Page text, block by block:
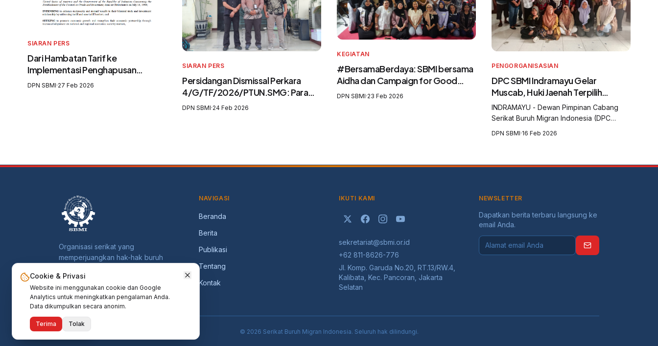
SIARAN PERS
Dari Hambatan Tarif ke
Implementasi Penghapusan
Eksploitasi: Mendesak Reformasi
DPN SBMI·27 Feb 2026
SIARAN PERS
Persidangan Dismissal Perkara
4/G/TF/2026/PTUN.SMG: Para
Tergugat Mengingkari SIP3MI dan
DPN SBMI·24 Feb 2026
KEGIATAN
#BersamaBerdaya: SBMI bersama
Aidha dan Campaign for Good
Perkuat Purna Pekerja Migran
DPN SBMI·23 Feb 2026
PENGORGANISASIAN
DPC SBMI Indramayu Gelar
Muscab, Huki Jaenah Terpilih
sebagai Ketua
INDRAMAYU - Dewan Pimpinan Cabang
Serikat Buruh Migran Indonesia (DPC
DPN SBMI·16 Feb 2026
Organisasi serikat yang
memperjuangkan hak-hak buruh
NAVIGASI
Beranda
Berita
Publikasi
Tentang
Kontak
IKUTI KAMI
sekretariat@sbmi.or.id
+62 811-8626-776
Jl. Komp. Garuda No.20, RT.13/RW.4,
Kalibata, Kec. Pancoran, Jakarta
Selatan
NEWSLETTER
Dapatkan berita terbaru langsung ke
email Anda.
© 2026 Serikat Buruh Migran Indonesia. Seluruh hak dilindungi.
Butuh Bantuan?
Cookie & Privasi
Website ini menggunakan cookie dan Google
Analytics untuk meningkatkan pengalaman Anda.
Data dikumpulkan secara anonim.
Terima Tolak